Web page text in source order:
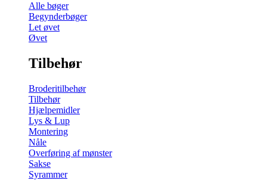
Alle bøger
Begynderbøger
Let øvet
Øvet
Tilbehør
Broderitilbehør
Tilbehør
Hjælpemidler
Lys & Lup
Montering
Nåle
Overføring af mønster
Sakse
Syrammer